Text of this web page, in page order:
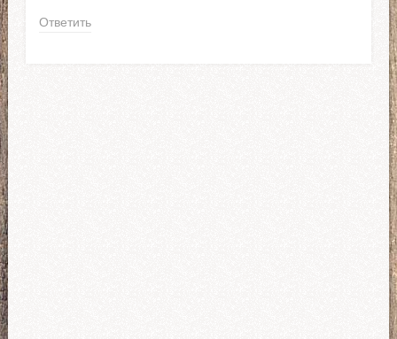
Ответить